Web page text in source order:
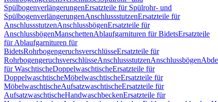
SpülbogenverlängerungenErsatzteile für Spülrohr- und
SpülbogenverlängerungenAnschlussstutzenErsatzteile für
AnschlussstutzenAnschlussbögenErsatzteile für
AnschlussbögenManschettenAblaufgarnituren für BidetsErsatzteile
für Ablaufgarnituren für
BidetsRohrbogengeruchsverschlüsseErsatzteile für
RohrbogengeruchsverschlüsseAnschlussstutzenAnschlussbögen
für WaschtischeDoppelwaschtischeErsatzteile für
DoppelwaschtischeMöbelwaschtischeErsatzteile für
MöbelwaschtischeAufsatzwaschtischeErsatzteile für
AufsatzwaschtischeHandwaschbeckenErsatzteile für